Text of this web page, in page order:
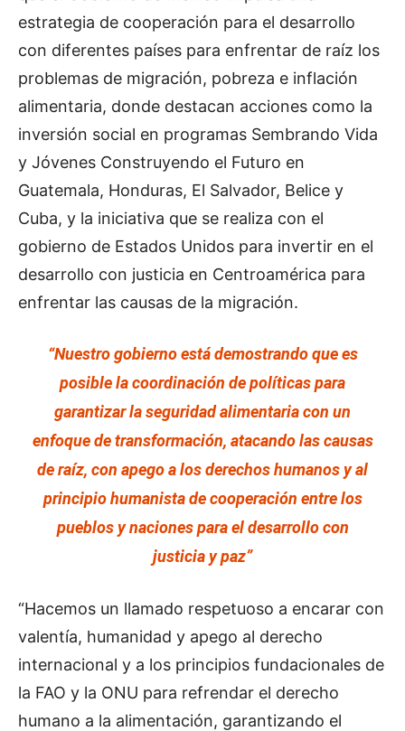
estrategia de cooperación para el desarrollo
con diferentes países para enfrentar de raíz los
problemas de migración, pobreza e inflación
alimentaria, donde destacan acciones como la
inversión social en programas Sembrando Vida
y Jóvenes Construyendo el Futuro en
Guatemala, Honduras, El Salvador, Belice y
Cuba, y la iniciativa que se realiza con el
gobierno de Estados Unidos para invertir en el
desarrollo con justicia en Centroamérica para
enfrentar las causas de la migración.
“Nuestro gobierno está demostrando que es
posible la coordinación de políticas para
garantizar la seguridad alimentaria con un
enfoque de transformación, atacando las causas
de raíz, con apego a los derechos humanos y al
principio humanista de cooperación entre los
pueblos y naciones para el desarrollo con
justicia y paz”
“Hacemos un llamado respetuoso a encarar con
valentía, humanidad y apego al derecho
internacional y a los principios fundacionales de
la FAO y la ONU para refrendar el derecho
humano a la alimentación, garantizando el